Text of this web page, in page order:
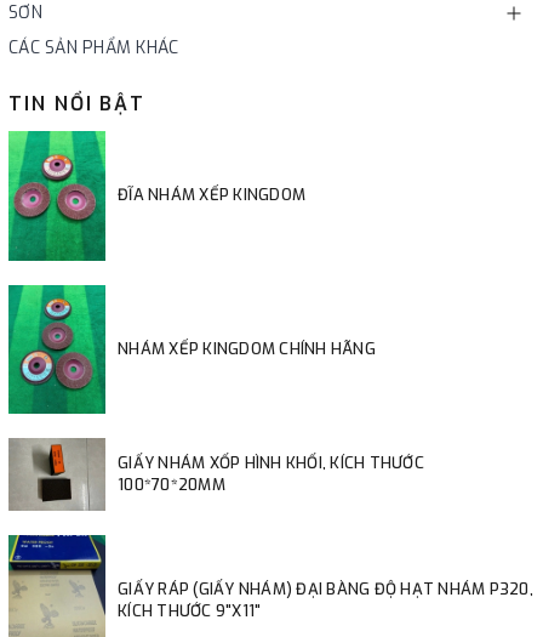
SƠN
CÁC SẢN PHẨM KHÁC
TIN NỔI BẬT
ĐĨA NHÁM XẾP KINGDOM
NHÁM XẾP KINGDOM CHÍNH HÃNG
GIẤY NHÁM XỐP HÌNH KHỐI, KÍCH THƯỚC
100*70*20MM
GIẤY RÁP (GIẤY NHÁM) ĐẠI BÀNG ĐỘ HẠT NHÁM P320,
KÍCH THƯỚC 9"X11"